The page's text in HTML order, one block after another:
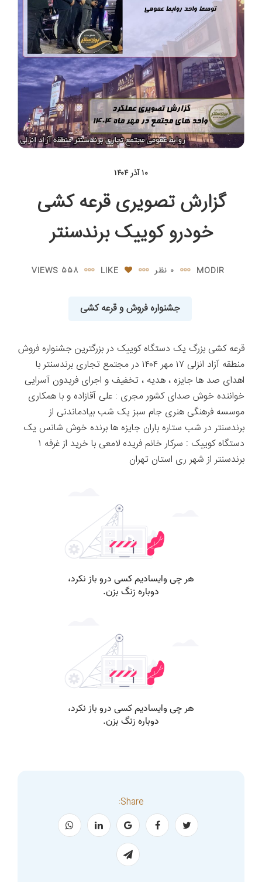
۱۰ آذر ۱۴۰۴
گزارش تصویری قرعه کشی
خودرو کوییک برندسنتر
MODIR ۰ نظر LIKE
558 VIEWS
جشنواره فروش و قرعه کشی
قرعه کشی بزرگ یک دستگاه کوییک در بزرگترین جشنواره فروش
منطقه آزاد انزلی ۱۷ مهر ۱۴۰۴ در مجتمع تجاری برندسنتر با
اهدای صد ها جایزه ، هدیه ، تخفیف و اجرای فریدون آسرایی
خواننده خوش صدای کشور مجری : علی آقازاده و با همکاری
موسسه فرهنگی هنری جام سبز یک شب بیادماندنی از
برندسنتر در شب ستاره باران جایزه ها برنده خوش شانس یک
دستگاه کوییک : سرکار خانم فریده لامعی با خرید از غرفه ۱
برندسنتر از شهر ری استان تهران
Share: